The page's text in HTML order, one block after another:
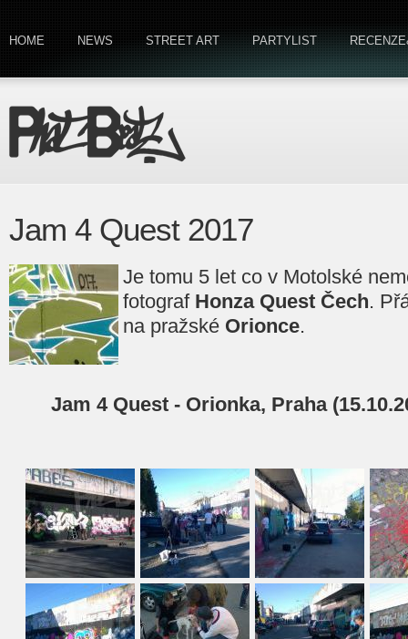
HOME NEWS STREET ART PARTYLIST
Jam 4 Quest 2017
Je tomu 5 let co v Motolské
fotograf Honza Quest Čech.
na pražské Orionce.
Jam 4 Quest - Orionka, Praha